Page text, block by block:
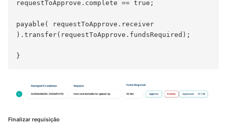
requestToApprove.complete == true;
payable( requestToApprove.receiver
).transfer(requestToApprove.fundsRequired);
Finalizar requisição